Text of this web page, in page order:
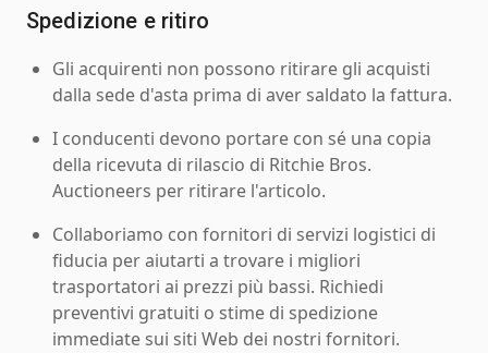
Spedizione e ritiro
Gli acquirenti non possono ritirare gli acquisti
dalla sede d'asta prima di aver saldato la fattura.
I conducenti devono portare con sé una copia
della ricevuta di rilascio di Ritchie Bros.
Auctioneers per ritirare l'articolo.
Collaboriamo con fornitori di servizi logistici di
fiducia per aiutarti a trovare i migliori
trasportatori ai prezzi più bassi. Richiedi
preventivi gratuiti o stime di spedizione
immediate sui siti Web dei nostri fornitori.